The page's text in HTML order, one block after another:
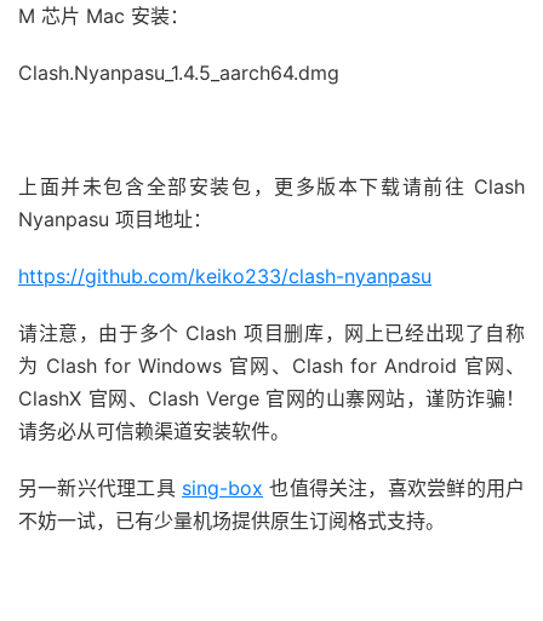
M 芯片 Mac 安装：
Clash.Nyanpasu_1.4.5_aarch64.dmg
上面并未包含全部安装包，更多版本下载请前往 Clash
Nyanpasu 项目地址：
https://github.com/keiko233/clash-nyanpasu
请注意，由于多个 Clash 项目删库，网上已经出现了自称
为 Clash for Windows 官网、Clash for Android 官网、
ClashX 官网、Clash Verge 官网的山寨网站，谨防诈骗！
请务必从可信赖渠道安装软件。
另一新兴代理工具 sing-box 也值得关注，喜欢尝鲜的用户
不妨一试，已有少量机场提供原生订阅格式支持。